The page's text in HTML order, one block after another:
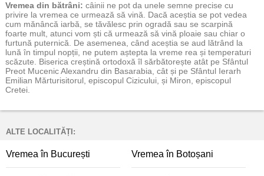
Vremea din bătrâni: câinii ne pot da unele semne precise cu
privire la vremea ce urmează să vină. Dacă aceștia se pot vedea
cum mănâncă iarbă, se tăvălesc prin ogradă sau se scarpină
foarte mult, atunci vom ști că urmează să vină ploaie sau chiar o
furtună puternică. De asemenea, când aceștia se aud lătrând la
lună în timpul nopții, ne putem aștepta la vreme rea și temperaturi
scăzute. Biserica creștină ortodoxă îl sărbătorește atât pe Sfântul
Preot Mucenic Alexandru din Basarabia, cât și pe Sfântul Ierarh
Emilian Mărturisitorul, episcopul Cizicului, și Miron, episcopul
Cretei.
ALTE LOCALITĂȚI:
Vremea în București Vremea în Botoșani